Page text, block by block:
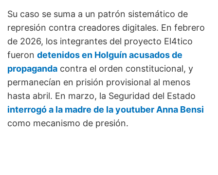
Su caso se suma a un patrón sistemático de
represión contra creadores digitales. En febrero
de 2026, los integrantes del proyecto El4tico
fueron detenidos en Holguín acusados de
propaganda contra el orden constitucional, y
permanecían en prisión provisional al menos
hasta abril. En marzo, la Seguridad del Estado
interrogó a la madre de la youtuber Anna Bensi
como mecanismo de presión.